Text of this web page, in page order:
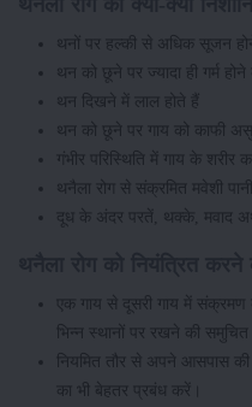
थनों पर हल्की से अधिक सूजन
थन को छूने पर ज्यादा ही गर्म होने
थन दिखने में लाल होते हैं
थन को छूने पर गाय को काफी
गंभीर परिस्थिति में गाय के शरीर
थनैला रोग से संक्रमित मवेशी
दूध के अंदर परतें, थक्के, मवाद
एक गाय से दूसरी गाय में
भिन्न स्थानों पर रखने की समुचित
नियमित तौर से अपने आसपास
का भी बेहतर प्रबंध करें।